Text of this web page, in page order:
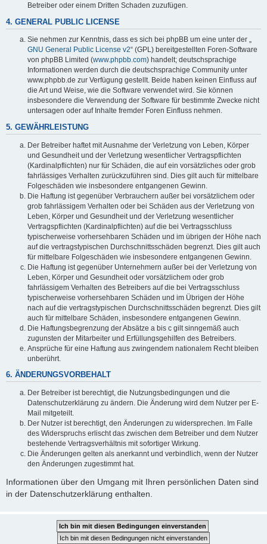
Betreiber oder einem Dritten Schaden zuzufügen.
4. GENERAL PUBLIC LICENSE
Sie nehmen zur Kenntnis, dass es sich bei phpBB um eine unter der „
GNU General Public License v2“ (GPL) bereitgestellten Foren-Software
von phpBB Limited (www.phpbb.com) handelt; deutschsprachige
Informationen werden durch die deutschsprachige Community unter
www.phpbb.de zur Verfügung gestellt. Beide haben keinen Einfluss auf
die Art und Weise, wie die Software verwendet wird. Sie können
insbesondere die Verwendung der Software für bestimmte Zwecke nicht
untersagen oder auf Inhalte fremder Foren Einfluss nehmen.
5. GEWÄHRLEISTUNG
Der Betreiber haftet mit Ausnahme der Verletzung von Leben, Körper
und Gesundheit und der Verletzung wesentlicher Vertragspflichten
(Kardinalpflichten) nur für Schäden, die auf ein vorsätzliches oder grob
fahrlässiges Verhalten zurückzuführen sind. Dies gilt auch für mittelbare
Folgeschäden wie insbesondere entgangenen Gewinn.
Die Haftung ist gegenüber Verbrauchern außer bei vorsätzlichem oder
grob fahrlässigem Verhalten oder bei Schäden aus der Verletzung von
Leben, Körper und Gesundheit und der Verletzung wesentlicher
Vertragspflichten (Kardinalpflichten) auf die bei Vertragsschluss
typischerweise vorhersehbaren Schäden und im übrigen der Höhe nach
auf die vertragstypischen Durchschnittsschäden begrenzt. Dies gilt auch
für mittelbare Folgeschäden wie insbesondere entgangenen Gewinn.
Die Haftung ist gegenüber Unternehmern außer bei der Verletzung von
Leben, Körper und Gesundheit oder vorsätzlichem oder grob
fahrlässigem Verhalten des Betreibers auf die bei Vertragsschluss
typischerweise vorhersehbaren Schäden und im Übrigen der Höhe
nach auf die vertragstypischen Durchschnittsschäden begrenzt. Dies gilt
auch für mittelbare Schäden, insbesondere entgangenen Gewinn.
Die Haftungsbegrenzung der Absätze a bis c gilt sinngemäß auch
zugunsten der Mitarbeiter und Erfüllungsgehilfen des Betreibers.
Ansprüche für eine Haftung aus zwingendem nationalem Recht bleiben
unberührt.
6. ÄNDERUNGSVORBEHALT
Der Betreiber ist berechtigt, die Nutzungsbedingungen und die
Datenschutzerklärung zu ändern. Die Änderung wird dem Nutzer per E-
Mail mitgeteilt.
Der Nutzer ist berechtigt, den Änderungen zu widersprechen. Im Falle
des Widerspruchs erlischt das zwischen dem Betreiber und dem Nutzer
bestehende Vertragsverhältnis mit sofortiger Wirkung.
Die Änderungen gelten als anerkannt und verbindlich, wenn der Nutzer
den Änderungen zugestimmt hat.
Informationen über den Umgang mit Ihren persönlichen Daten sind
in der Datenschutzerklärung enthalten.